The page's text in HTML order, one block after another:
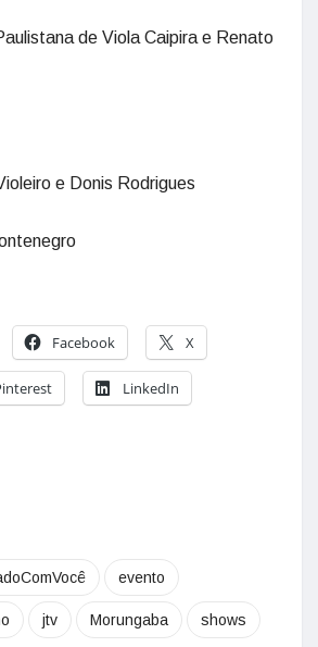
de Viola Caipira e Renato
e Donis Rodrigues
Facebook X
LinkedIn
evento
jtv Morungaba shows